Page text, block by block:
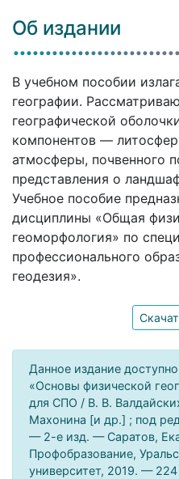
Об издании
В учебном пособии
географии.
географической
компонентов —
атмосферы, почвенного
представления о
Учебное пособие
дисциплины «Общая
геоморфология» по
профессионального
геодезия».
Данное издание
«Основы физической
для СПО / В. В.
Махонина [и др.] ; под
— 2-е изд. — Саратов,
Профобразование,
университет, 2019. —